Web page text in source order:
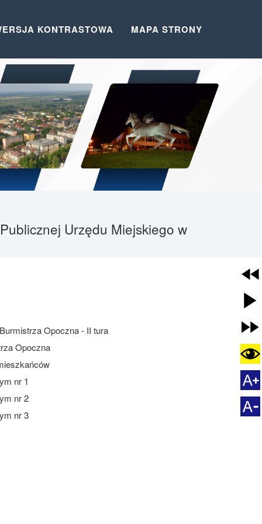
KONTRASTOWA MAPA STRONY
Urzędu Miejskiego w
Opoczna - II tura
Opoczna
nr 1
nr 2
nr 3